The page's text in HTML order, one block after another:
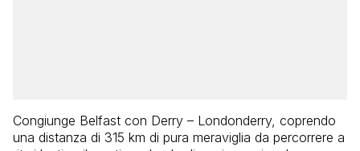
Congiunge Belfast con Derry – Londonderry, coprendo
una distanza di 315 km di pura meraviglia da percorrere a